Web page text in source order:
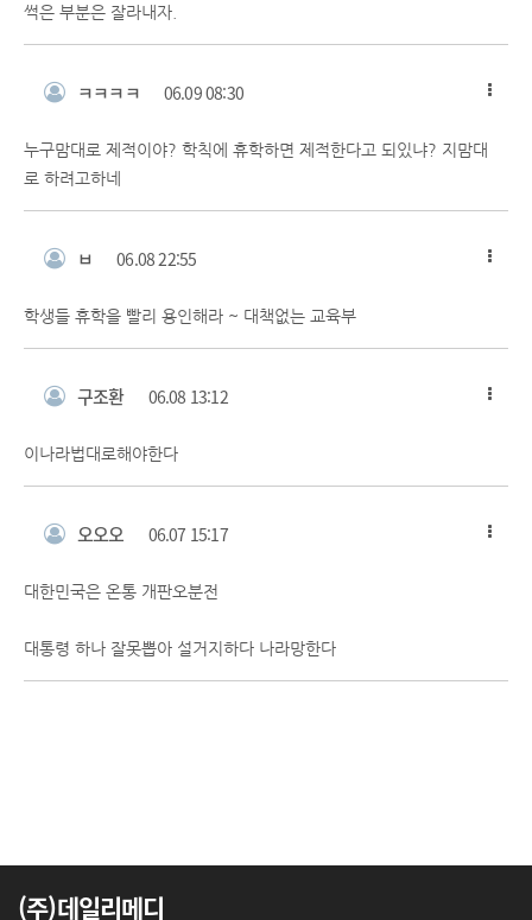
썩은 부분은 잘라내자.
ㅋㅋㅋㅋ 06.09 08:30
누구맘대로 제적이야? 학칙에 휴학하면 제적한다고 되있냐? 지맘대
로 하려고하네
ㅂ 06.08 22:55
학생들 휴학을 빨리 용인해라 ~ 대책없는 교육부
구조환 06.08 13:12
이나라법대로해야한다
오오오 06.07 15:17
대한민국은 온통 개판오분전
대통령 하나 잘못뽑아 설거지하다 나라망한다
(주)데일리메디